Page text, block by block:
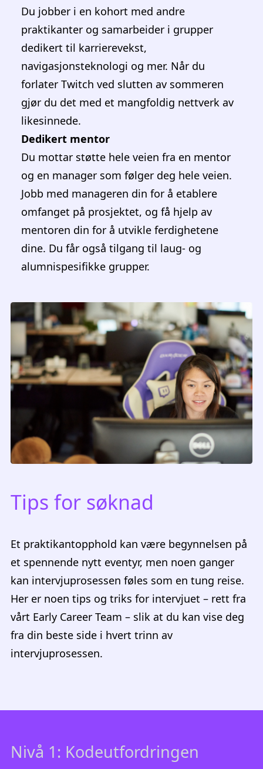
Du jobber i en kohort med andre
praktikanter og samarbeider i grupper
dedikert til karrierevekst,
navigasjonsteknologi og mer. Når du
forlater Twitch ved slutten av sommeren
gjør du det med et mangfoldig nettverk av
likesinnede.
Dedikert mentor
Du mottar støtte hele veien fra en mentor
og en manager som følger deg hele veien.
Jobb med manageren din for å etablere
omfanget på prosjektet, og få hjelp av
mentoren din for å utvikle ferdighetene
dine. Du får også tilgang til laug- og
alumnispesifikke grupper.
Tips for søknad
Et praktikantopphold kan være begynnelsen på
et spennende nytt eventyr, men noen ganger
kan intervjuprosessen føles som en tung reise.
Her er noen tips og triks for intervjuet – rett fra
vårt Early Career Team – slik at du kan vise deg
fra din beste side i hvert trinn av
intervjuprosessen.
Nivå 1: Kodeutfordringen